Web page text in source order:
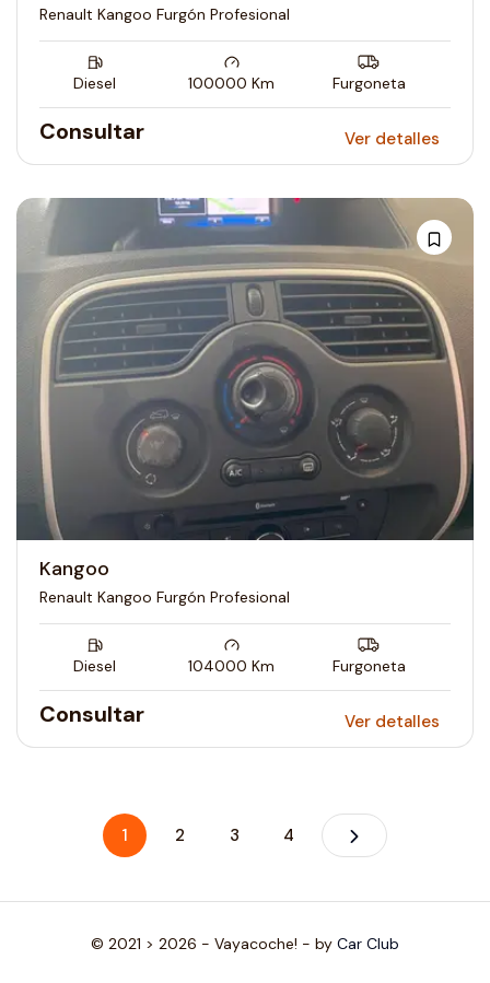
Renault Kangoo Furgón Profesional
Diesel 100000 Km Furgoneta
Consultar Ver detalles
Kangoo
Renault Kangoo Furgón Profesional
Diesel 104000 Km Furgoneta
Consultar Ver detalles
1 2 3 4
© 2021 > 2026 - Vayacoche! - by Car Club